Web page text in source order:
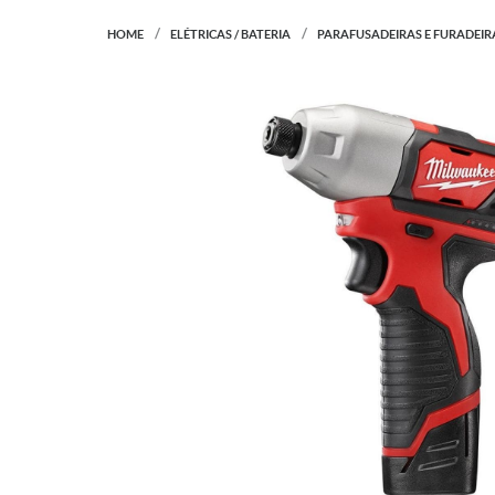
HOME ELÉTRICAS / BATERIA PARAFUSADEIRAS E